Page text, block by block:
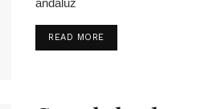
andaluz
READ MORE